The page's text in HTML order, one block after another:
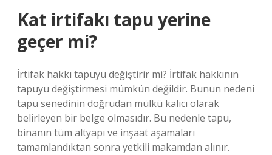
Kat irtifakı tapu yerine
geçer mi?
İrtifak hakkı tapuyu değiştirir mi? İrtifak hakkının
tapuyu değiştirmesi mümkün değildir. Bunun nedeni
tapu senedinin doğrudan mülkü kalıcı olarak
belirleyen bir belge olmasıdır. Bu nedenle tapu,
binanın tüm altyapı ve inşaat aşamaları
tamamlandıktan sonra yetkili makamdan alınır.